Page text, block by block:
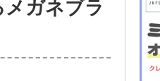
ガネブラ